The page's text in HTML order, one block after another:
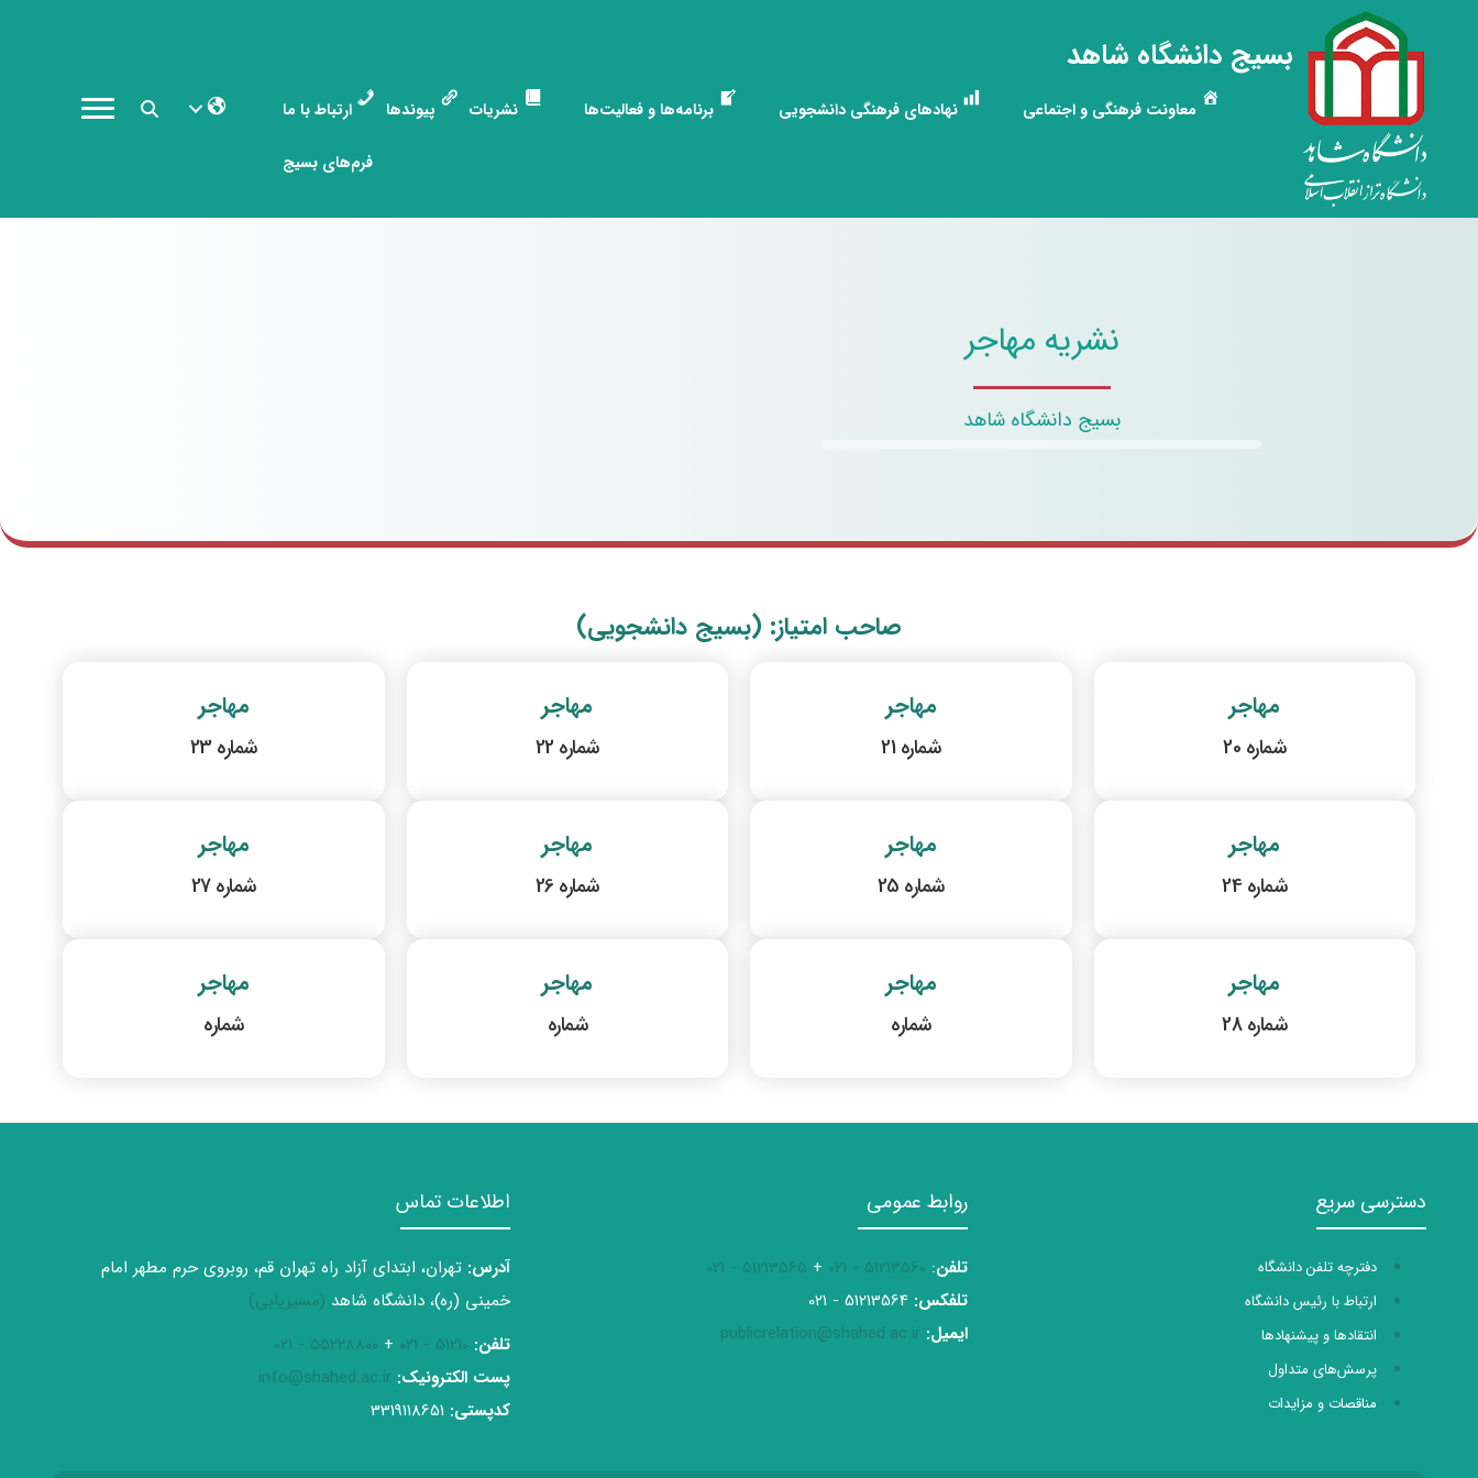
بسیج دانشگاه شاهد
معاونت فرهنگی و اجتماعی نهادهای فرهنگی دانشجویی برنامه‌ها و فعالیت‌ها نشریات پیوندها ارتباط با ما
فرم‌های بسیج
نشریه مهاجر
بسیج دانشگاه شاهد
صاحب امتیاز: (بسیج دانشجویی)
مهاجر
شماره 20
مهاجر
شماره 24
مهاجر
شماره 28
مهاجر
شماره 21
مهاجر
شماره 25
مهاجر
شماره
مهاجر
شماره 22
مهاجر
شماره 26
مهاجر
شماره
مهاجر
شماره 23
مهاجر
شماره 27
مهاجر
شماره
دسترسی سریع
دفترچه تلفن دانشگاه
ارتباط با رئیس دانشگاه
انتقادها و پیشنهادها
پرسش‌های متداول
مناقصات و مزایدات
روابط عمومی
تلفن:
51213560 - 021
+
51213565 - 021
تلفکس:
ایمیل: publicrelation@shahed.ac.ir
اطلاعات تماس
آدرس: تهران، ابتدای آزاد راه تهران قم، روبروی حرم مطهر امام
خمینی (ره)، دانشگاه شاهد (مسیریابی)
تلفن: 51210 - 021
+
55228800 - 021
پست الکترونیک: info@shahed.ac.ir
کدپستی: